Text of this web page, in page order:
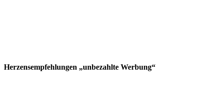
Herzensempfehlungen „unbezahlte Werbung“